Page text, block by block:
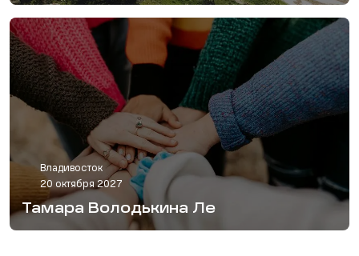
Владивосток
20 октября 2027
Тамара Володькина Ле